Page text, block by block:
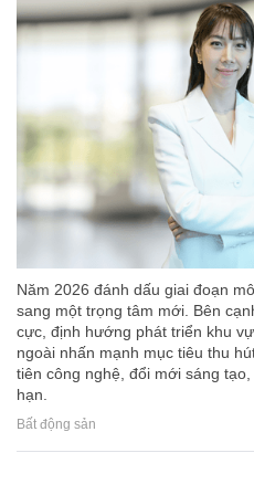
Năm 2026 đánh dấu giai đoạn
sang một trọng tâm mới. Bên
cực, định hướng phát triển khu
ngoài nhấn mạnh mục tiêu thu
tiên công nghệ, đổi mới sáng
hạn.
Bất động sản